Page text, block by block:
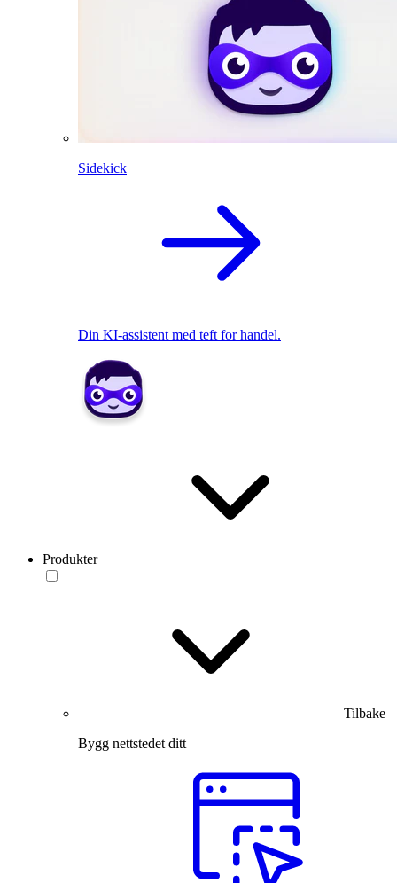
Sidekick
Din KI-assistent med teft for handel.
Produkter
Tilbake
Bygg nettstedet ditt